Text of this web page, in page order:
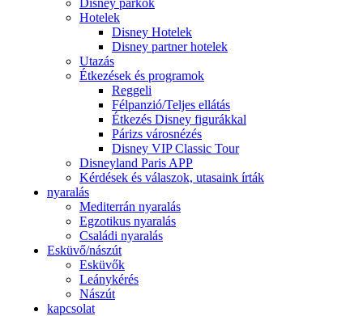
Disney parkok
Hotelek
Disney Hotelek
Disney partner hotelek
Utazás
Étkezések és programok
Reggeli
Félpanzió/Teljes ellátás
Étkezés Disney figurákkal
Párizs városnézés
Disney VIP Classic Tour
Disneyland Paris APP
Kérdések és válaszok, utasaink írták
nyaralás
Mediterrán nyaralás
Egzotikus nyaralás
Családi nyaralás
Esküvő/nászút
Esküvők
Leánykérés
Nászút
kapcsolat